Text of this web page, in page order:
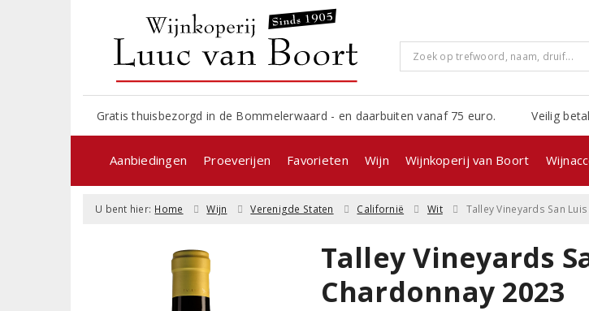
Gratis thuisbezorgd in de Bommelerwaard - en daarbuiten vanaf 75 euro. Veilig
Aanbiedingen Proeverijen Favorieten Wijn Wijnkoperij van Boort
U bent hier: Home Wijn Verenigde Staten Californië Wit Talley Vineyards San
Talley Vineyards
Chardonnay 2023